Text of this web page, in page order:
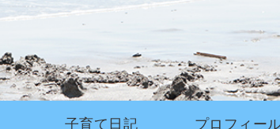
子育て日記 プロフィー